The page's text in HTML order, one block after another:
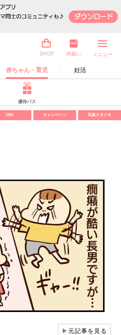
赤ちゃん・育児 妊活
SHOP 内祝い メニュー
優待パス
SNS キャンペーン 写真スタジオ
▶元記事を見る